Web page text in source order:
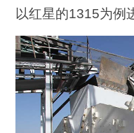
以红星的1315为例